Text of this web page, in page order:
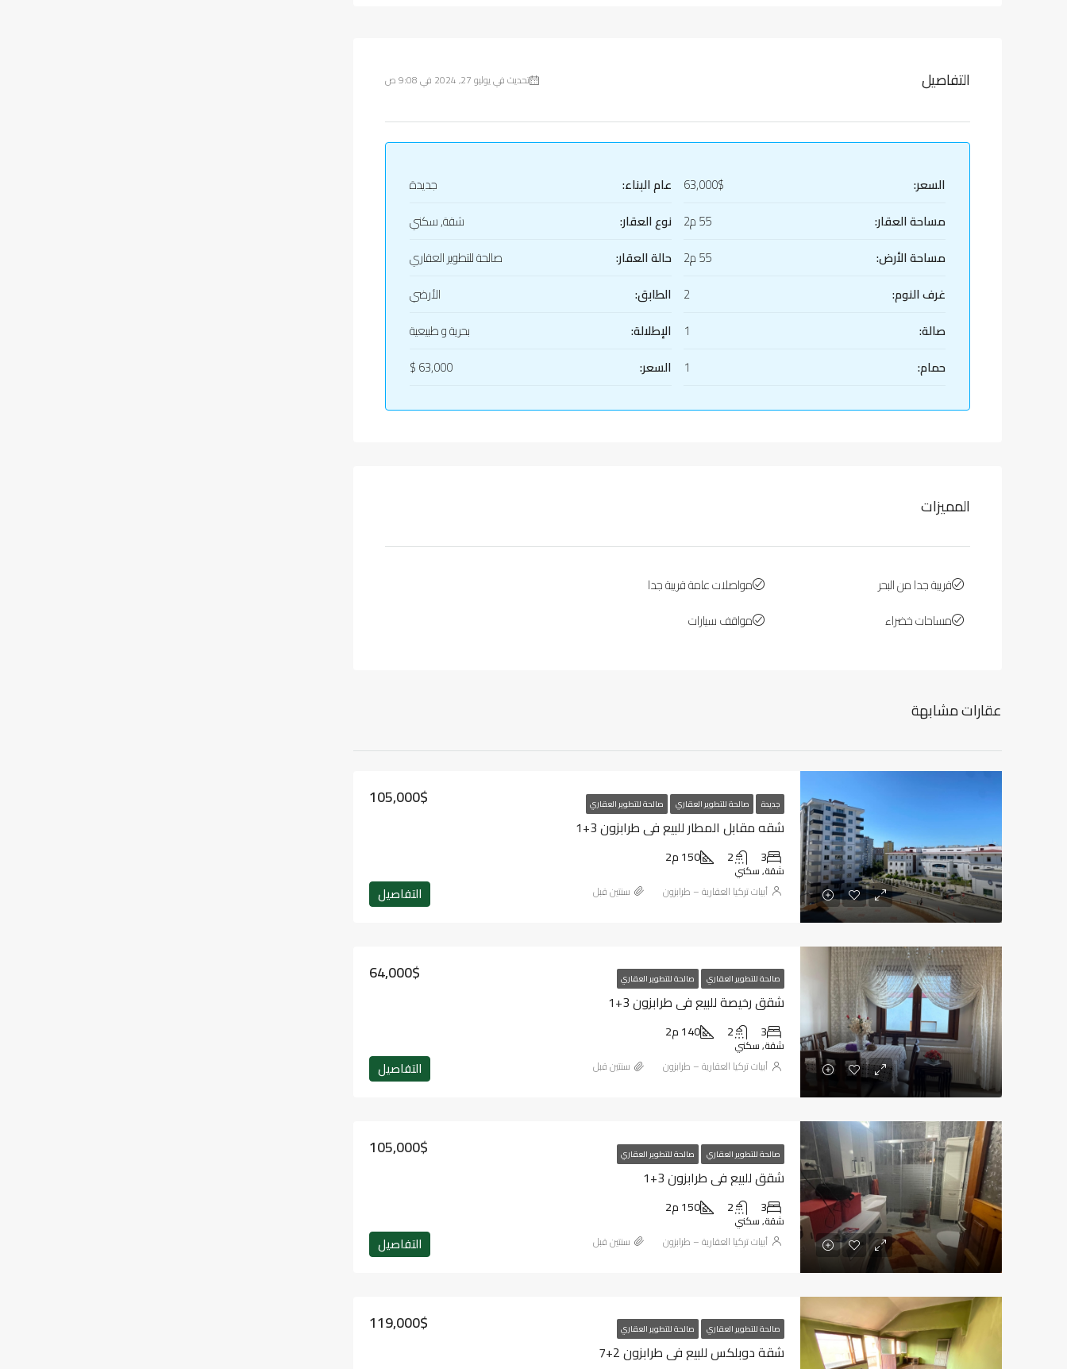
التفاصيل تحديث في يوليو 27, 2024 في 9:08 ص
السعر:
63,000$
مساحة العقار:
55 م2
مساحة الأرض:
55 م2
غرف النوم:
2
صالة:
1
حمام:
1
عام البناء:
جديدة
نوع العقار:
شقة, سكني
حالة العقار:
صالحة للتطوير العقاري
الطابق:
الأرضي
الإطلالة:
بحرية و طبيعية
السعر:
63,000 $
المميزات
قريبة جدا من البحر
مساحات خضراء
مواصلات عامة قريبة جدا
مواقف سيارات
عقارات مشابهة
جديدة صالحة للتطوير العقاري صالحة للتطوير العقاري
شقه مقابل المطار للبيع في طرابزون 3+1
105,000$
3
2 150 م2
شقة, سكني
التفاصيل أبيات تركيا العقارية – طرابزون ‏سنتين قبل
صالحة للتطوير العقاري صالحة للتطوير العقاري
شقق رخيصة للبيع في طرابزون 3+1
64,000$
3
2 140 م2
شقة, سكني
التفاصيل أبيات تركيا العقارية – طرابزون ‏سنتين قبل
صالحة للتطوير العقاري صالحة للتطوير العقاري
شقق للبيع في طرابزون 3+1
105,000$
3
2 150 م2
شقة, سكني
التفاصيل أبيات تركيا العقارية – طرابزون ‏سنتين قبل
صالحة للتطوير العقاري صالحة للتطوير العقاري
شقة دوبلكس للبيع في طرابزون 2+7
119,000$